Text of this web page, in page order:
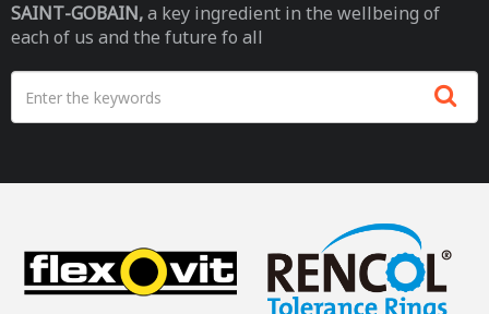
SAINT-GOBAIN,a key ingredient in the wellbeing of
each of us and the future fo all
搜尋